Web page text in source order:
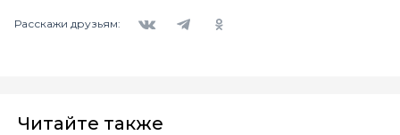
Расскажи друзьям:
Читайте также